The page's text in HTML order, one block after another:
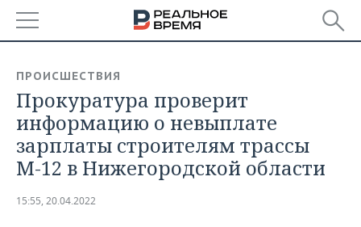
БАШКОРТОСТАН
ТАТАРСТАН
УДМУРТИЯ
НОВОСТИ
АНАЛИТИКА
НОВОСТИ АНАЛИТИКИ
ДЕКЛАРАЦИИ О ДОХОДАХ
ЭКОНОМИКА
НОВОСТИ ЭКОНОМИКИ
ПРОМЫШЛЕННОСТЬ
ПРОИСШЕСТВИЯ
Прокуратура проверит
информацию о невыплате
зарплаты строителям трассы
М-12 в Нижегородской области
15:55, 20.04.2022